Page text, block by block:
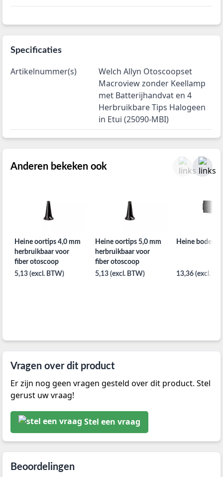
Specificaties
Artikelnummer(s)
Welch Allyn Otoscoopset
Macroview zonder Keellamp
met Batterijhandvat en 4
Herbruikbare Tips Halogeen
in Etui (25090-MBI)
Anderen bekeken ook
Heine oortips 4,0 mm
herbruikbaar voor
fiber otoscoop
5,13 (excl. BTW)
Heine oortips 5,0 mm
herbruikbaar voor
fiber otoscoop
5,13 (excl. BTW)
Heine
13,36 (excl.
Vragen over dit product
Er zijn nog geen vragen gesteld over dit product. Stel
gerust uw vraag!
Stel een vraag
Beoordelingen